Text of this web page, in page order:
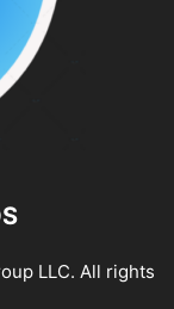
LLC. All rights